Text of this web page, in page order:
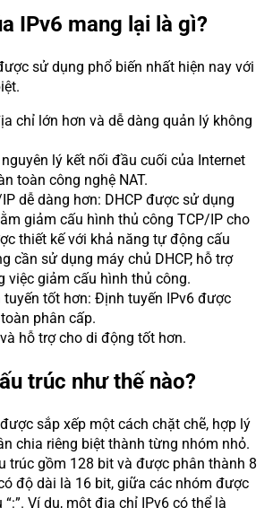
IPv6 mang lại là gì?
sử dụng phổ biến nhất hiện nay với
chỉ lớn hơn và dễ dàng quản lý không
lý kết nối đầu cuối của Internet
toàn công nghệ NAT.
dễ dàng hơn: DHCP được sử dụng
giảm cấu hình thủ công TCP/IP cho
thiết kế với khả năng tự động cấu
cần sử dụng máy chủ DHCP, hỗ trợ
việc giảm cấu hình thủ công.
tuyến tốt hơn: Định tuyến IPv6 được
phân cấp.
hỗ trợ cho di động tốt hơn.
trúc như thế nào?
sắp xếp một cách chặt chẽ, hợp lý
chia riêng biệt thành từng nhóm nhỏ.
trúc gồm 128 bit và được phân thành 8
độ dài là 16 bit, giữa các nhóm được
Ví dụ, một địa chỉ IPv6 có thể là